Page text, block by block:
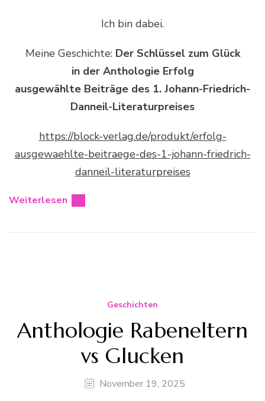
Ich bin dabei.
Meine Geschichte: Der Schlüssel zum Glück
in der Anthologie Erfolg
ausgewählte Beiträge des 1. Johann-Friedrich-
Danneil-Literaturpreises
https://block-verlag.de/produkt/erfolg-
ausgewaehlte-beitraege-des-1-johann-friedrich-
danneil-literaturpreises
Weiterlesen
Geschichten
Anthologie Rabeneltern
vs Glucken
November 19, 2025